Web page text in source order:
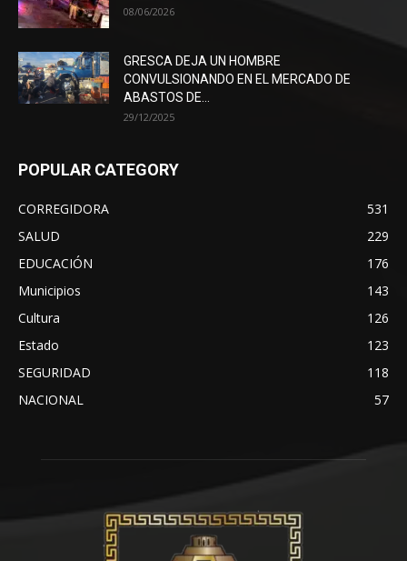
08/06/2026
GRESCA DEJA UN HOMBRE
CONVULSIONANDO EN EL MERCADO DE
ABASTOS DE...
29/12/2025
POPULAR CATEGORY
CORREGIDORA
531
SALUD
229
EDUCACIÓN
176
Municipios
143
Cultura
126
Estado
123
SEGURIDAD
118
NACIONAL
57